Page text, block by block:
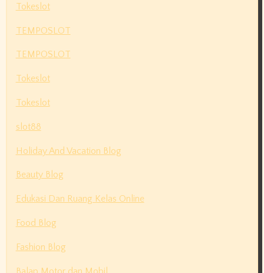
Tokeslot
TEMPOSLOT
TEMPOSLOT
Tokeslot
Tokeslot
slot88
Holiday And Vacation Blog
Beauty Blog
Edukasi Dan Ruang Kelas Online
Food Blog
Fashion Blog